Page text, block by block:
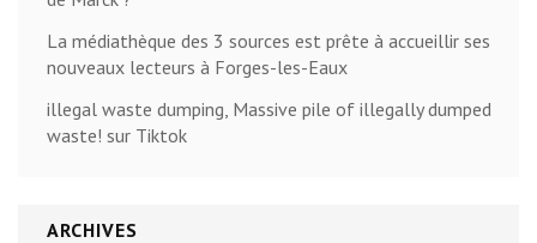
La médiathèque des 3 sources est prête à accueillir ses
nouveaux lecteurs à Forges-les-Eaux
illegal waste dumping, Massive pile of illegally dumped
waste! sur Tiktok
ARCHIVES